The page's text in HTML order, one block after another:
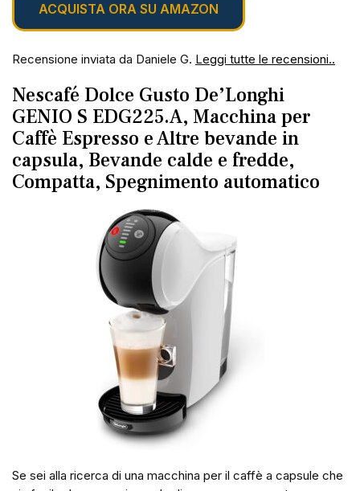
ACQUISTA ORA SU AMAZON
Recensione inviata da Daniele G. Leggi tutte le recensioni..
Nescafé Dolce Gusto De’Longhi
GENIO S EDG225.A, Macchina per
Caffè Espresso e Altre bevande in
capsula, Bevande calde e fredde,
Compatta, Spegnimento automatico
Se sei alla ricerca di una macchina per il caffè a capsule che